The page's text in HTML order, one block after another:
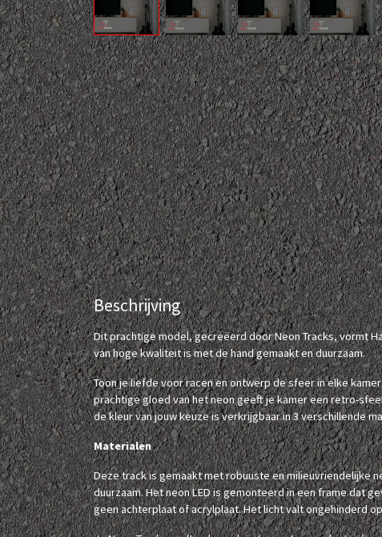
Beschrijving
Dit prachtige model, gecreëerd door Neon Tracks, vormt
van hoge kwaliteit is met de hand gemaakt en duurzaam.
Toon je liefde voor racen en ontwerp de sfeer in elke
prachtige gloed van het neon geeft je kamer een retro-
de kleur van jouw keuze is verkrijgbaar in 3 verschillende
Materialen
Deze track is gemaakt met robuuste en milieuvriendelijke
duurzaam. Het neon LED is gemonteerd in een frame dat
geen achterplaat of acrylplaat. Het licht valt ongehinderd